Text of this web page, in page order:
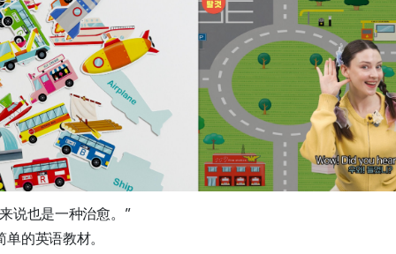
说也是一种治愈。”
的英语教材。